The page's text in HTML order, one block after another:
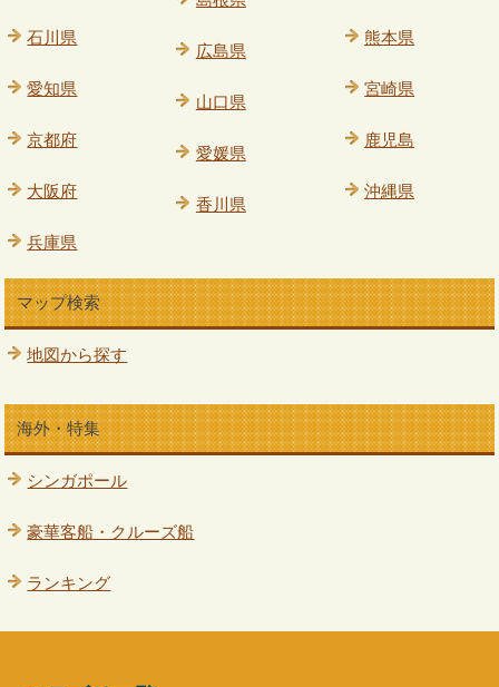
石川県
愛知県
京都府
大阪府
兵庫県
広島県
山口県
愛媛県
香川県
熊本県
宮崎県
鹿児島
沖縄県
マップ検索
地図から探す
海外・特集
シンガポール
豪華客船・クルーズ船
ランキング